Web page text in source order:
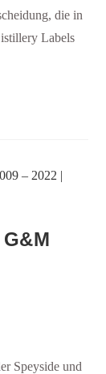
die in
Labels
Speyside und